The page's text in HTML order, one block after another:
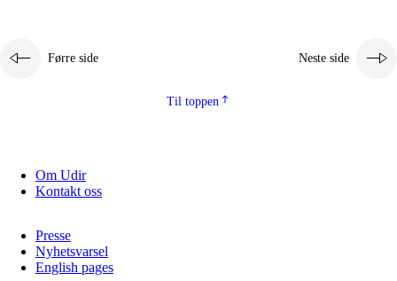
Førre side Neste side
Til toppen
Om Udir
Kontakt oss
Presse
Nyhetsvarsel
English pages